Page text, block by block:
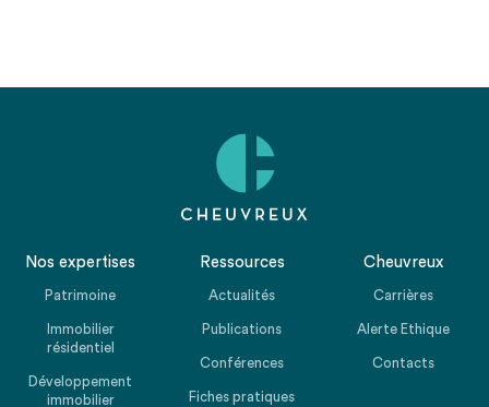
Nos expertises
Patrimoine
Immobilier
résidentiel
Développement
immobilier
Ressources
Actualités
Publications
Conférences
Fiches pratiques
Cheuvreux
Carrières
Alerte Ethique
Contacts